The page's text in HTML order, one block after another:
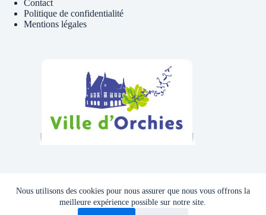
Nous utilisons des cookies pour nous assurer que nous vous offrons la
meilleure expérience possible sur notre site.
Contact
Politique de confidentialité
Mentions légales
Tél : 06 81 41 39 09